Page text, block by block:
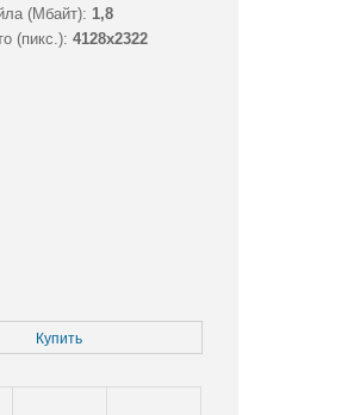
(Мбайт): 1,8
(пикс.): 4128x2322
Купить